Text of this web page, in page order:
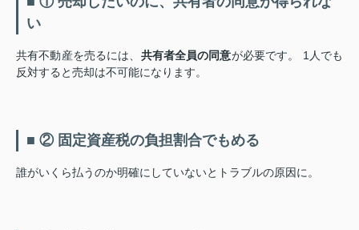
い
共有不動産を売るには、 共有者全員の同意が必要です。 1人でも
反対すると売却は不可能になります。
■ ② 固定資産税の負担割合でもめる
誰がいくら払うのか明確にしていないとトラブルの原因に。